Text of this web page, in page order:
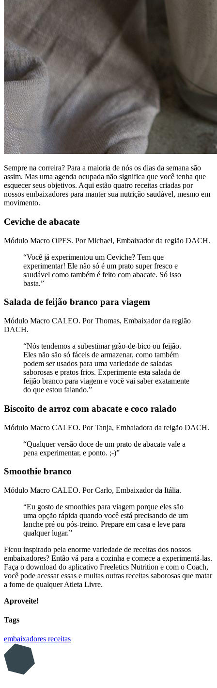
Sempre na correira? Para a maioria de nós os dias da semana são
assim. Mas uma agenda ocupada não significa que você tenha que
esquecer seus objetivos. Aqui estão quatro receitas criadas por
nossos embaixadores para manter sua nutrição saudável, mesmo em
movimento.
Ceviche de abacate
Módulo Macro OPES. Por Michael, Embaixador da região DACH.
“Você já experimentou um Ceviche? Tem que
experimentar! Ele não só é um prato super fresco e
saudável como também é feito com abacate. Só isso
basta.”
Salada de feijão branco para viagem
Módulo Macro CALEO. Por Thomas, Embaixador da região
DACH.
“Nós tendemos a subestimar grão-de-bico ou feijão.
Eles não são só fáceis de armazenar, como também
podem ser usados ​​para uma variedade de saladas
saborosas e pratos frios. Experimente esta salada de
feijão branco para viagem e você vai saber exatamente
do que estou falando.”
Biscoito de arroz com abacate e coco ralado
Módulo Macro CALEO. Por Tanja, Embaiadora da reigão DACH.
“Qualquer versão doce de um prato de abacate vale a
pena experimentar, e ponto. ;-)”
Smoothie branco
Módulo Macro CALEO. Por Carlo, Embaixador da Itália.
“Eu gosto de smoothies para viagem porque eles são
uma opção rápida quando você está precisando de um
lanche pré ou pós-treino. Prepare em casa e leve para
qualquer lugar.”
Ficou inspirado pela enorme variedade de receitas dos nossos
embaixadores? Então vá para a cozinha e comece a experimentá-las.
Faça o download do aplicativo Freeletics Nutrition e com o Coach,
você pode acessar essas e muitas outras receitas saborosas que matar
a fome de qualquer Atleta Livre.
Aproveite!
Tags
embaixadores receitas